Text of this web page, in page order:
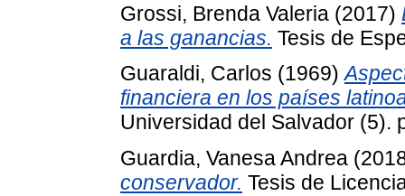
Grossi, Brenda Valeria (2017)
a las ganancias. Tesis de
Guaraldi, Carlos (1969)
financiera en los países
Universidad del Salvador (5).
Guardia, Vanesa Andrea
conservador. Tesis de